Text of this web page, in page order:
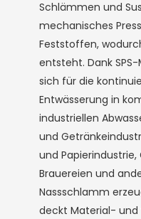
Schlämmen und
mechanisches
Feststoffen,
entsteht. Dank
sich für die
Entwässerung in
industriellen
und
und
Brauereien und
Nassschlamm
deckt Material- und